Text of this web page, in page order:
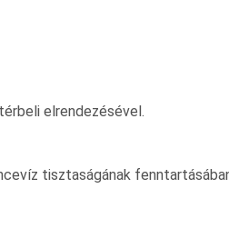
elrendezésével.
tisztaságának